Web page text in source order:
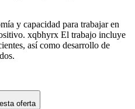
y capacidad para trabajar en
xqbhyrx El trabajo incluye
así como desarrollo de
oferta